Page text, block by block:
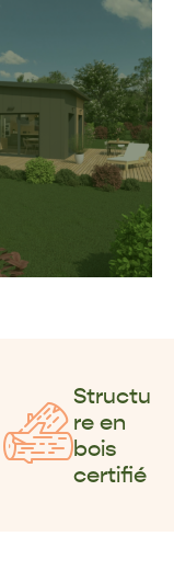
Structu
re en
bois
certifié